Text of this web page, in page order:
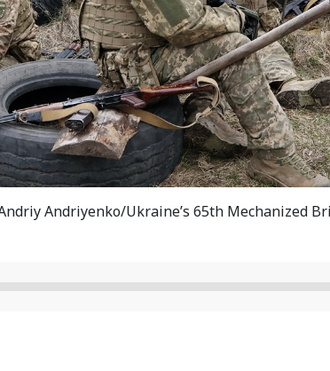
Andriyenko/Ukraine’s 65th Mechanized